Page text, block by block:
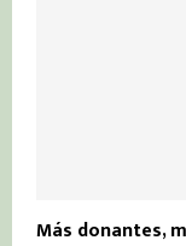
Más donantes,